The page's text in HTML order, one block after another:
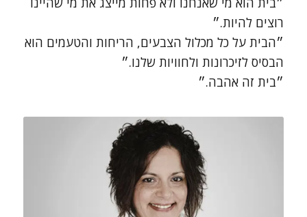
רוצים להיות.״
״הבית על כל מכלול הצבעים, הריחות והטעמים הוא
הבסיס לזיכרונות ולחוויות שלנו.״
״בית זה אהבה.״